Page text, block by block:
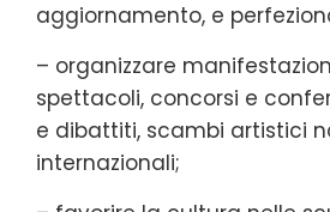
aggiornamento, e
– organizzare
spettacoli, concorsi e
e dibattiti, scambi artistici
internazionali;